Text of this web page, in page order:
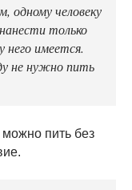
одному человеку
только
него имеется.
не нужно пить
можно пить без